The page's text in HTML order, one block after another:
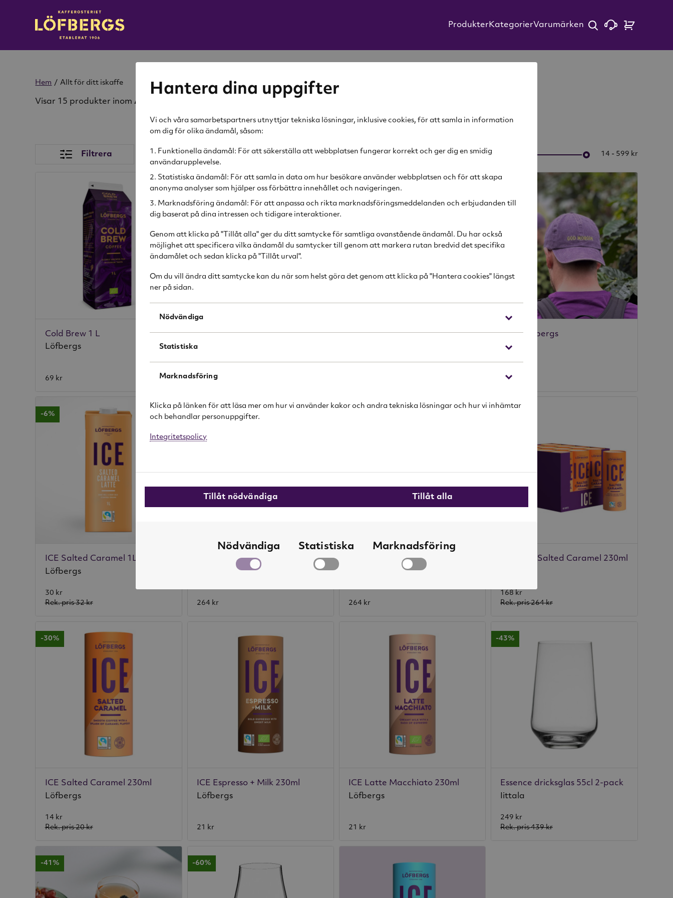
Hantera dina uppgifter
Vi och våra samarbetspartners utnyttjar tekniska lösningar, inklusive cookies, för att samla in information
om dig för olika ändamål, såsom:
Funktionella ändamål: För att säkerställa att webbplatsen fungerar korrekt och ger dig en smidig
användarupplevelse.
Statistiska ändamål: För att samla in data om hur besökare använder webbplatsen och för att skapa
anonyma analyser som hjälper oss förbättra innehållet och navigeringen.
Marknadsföring ändamål: För att anpassa och rikta marknadsföringsmeddelanden och erbjudanden till
dig baserat på dina intressen och tidigare interaktioner.
Genom att klicka på "Tillåt alla" ger du ditt samtycke för samtliga ovanstående ändamål. Du har också
möjlighet att specificera vilka ändamål du samtycker till genom att markera rutan bredvid det specifika
ändamålet och sedan klicka på "Tillåt urval".
Om du vill ändra ditt samtycke kan du när som helst göra det genom att klicka på "Hantera cookies" längst
ner på sidan.
Nödvändiga
Statistiska
Marknadsföring
Klicka på länken för att läsa mer om hur vi använder kakor och andra tekniska lösningar och hur vi inhämtar
och behandlar personuppgifter.
Integritetspolicy
Tillåt nödvändiga Tillåt alla
Nödvändiga Statistiska Marknadsföring
Produkter KategorierVarumärken
Hem / Allt för ditt iskaffe
Visar 15 produkter inomAllt för ditt iskaffe
Filtrera Sortera Filtrera på pris 14 - 599 kr
Cold Brew 1 L
Löfbergs
69 kr
Swedish Grace Glas med fot 25 cl 2-pack klar
Rörstrand
Rek. pris
-31%
City Highball Glas 37 cl 2-pack
-60%
Keps Löfbergs
Löfbergs
129 kr
ICE Salted Caramel 1L
Löfbergs
30 kr
Rek. pris 32 kr
-6%
12 st ICE Latte Macchiato 230ml
264 kr
12 st ICE Espresso + Milk 230ml
264 kr
12 st ICE Salted Caramel 230ml
168 kr
Rek. pris 264 kr
ICE Salted Caramel 230ml
Löfbergs
14 kr
Rek. pris 20 kr
-30%
ICE Espresso + Milk 230ml
Löfbergs
21 kr
ICE Latte Macchiato 230ml
Löfbergs
21 kr
Essence dricksglas 55cl 2-pack
Iittala
249 kr
Rek. pris 439 kr
-43%
-41% -60%